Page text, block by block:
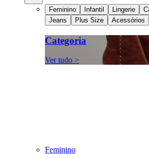
Feminino Infantil Lingerie
Jeans
Plus Size Acessórios
Categoria
Ver tudo >
Feminino